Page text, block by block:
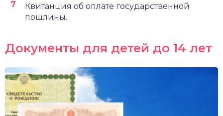
Квитанция об оплате государственной
пошлины.
Документы для детей до 14 лет